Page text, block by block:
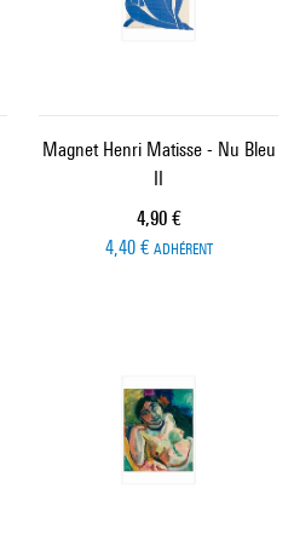
Magnet Henri Matisse - Nu Bleu
II
Prix ​​actuel
4,90 €
4,40 € ADHÉRENT